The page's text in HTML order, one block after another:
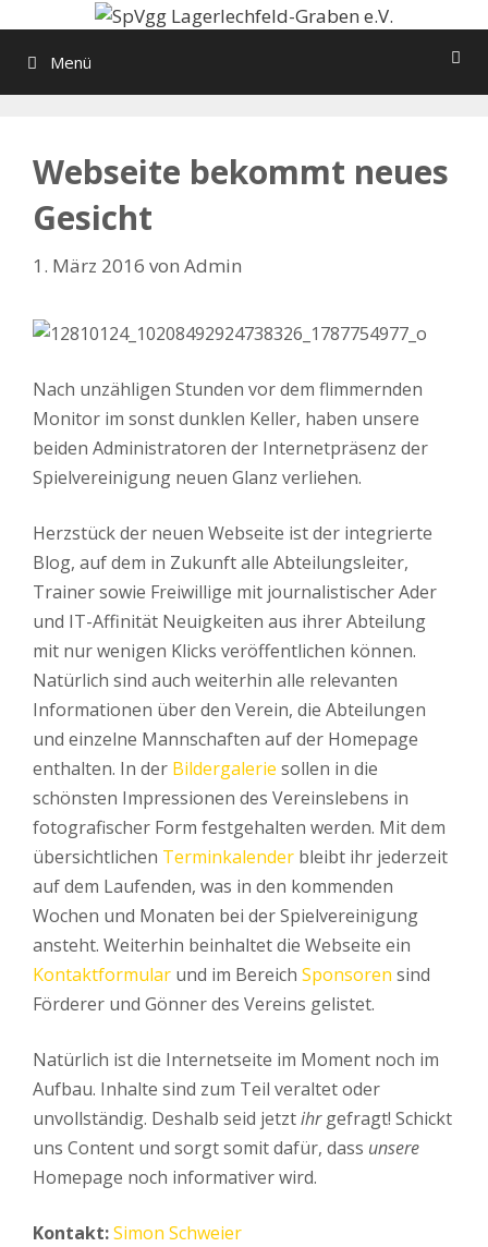
springen
Menü
Webseite bekommt neues
Gesicht
1. März 2016 von Admin
Nach unzähligen Stunden vor dem flimmernden
Monitor im sonst dunklen Keller, haben unsere
beiden Administratoren der Internetpräsenz der
Spielvereinigung neuen Glanz verliehen.
Herzstück der neuen Webseite ist der integrierte
Blog, auf dem in Zukunft alle Abteilungsleiter,
Trainer sowie Freiwillige mit journalistischer Ader
und IT-Affinität Neuigkeiten aus ihrer Abteilung
mit nur wenigen Klicks veröffentlichen können.
Natürlich sind auch weiterhin alle relevanten
Informationen über den Verein, die Abteilungen
und einzelne Mannschaften auf der Homepage
enthalten. In der Bildergalerie sollen in die
schönsten Impressionen des Vereinslebens in
fotografischer Form festgehalten werden. Mit dem
übersichtlichen Terminkalender bleibt ihr jederzeit
auf dem Laufenden, was in den kommenden
Wochen und Monaten bei der Spielvereinigung
ansteht. Weiterhin beinhaltet die Webseite ein
Kontaktformular und im Bereich Sponsoren sind
Förderer und Gönner des Vereins gelistet.
Natürlich ist die Internetseite im Moment noch im
Aufbau. Inhalte sind zum Teil veraltet oder
unvollständig. Deshalb seid jetztihrgefragt! Schickt
uns Content und sorgt somit dafür, dass unsere
Homepage noch informativer wird.
Kontakt:Simon Schweier